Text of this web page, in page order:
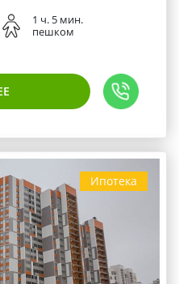
1 ч. 5 мин.
пешком
Ипотека